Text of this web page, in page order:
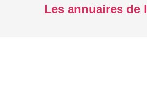
Les annuaires de